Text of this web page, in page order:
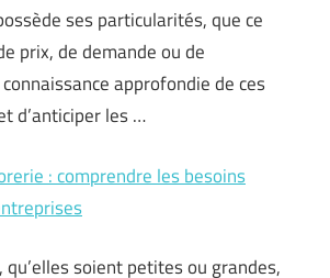
ses particularités, que ce
prix, de demande ou de
approfondie de ces
d’anticiper les …
: comprendre les besoins
soient petites ou grandes,